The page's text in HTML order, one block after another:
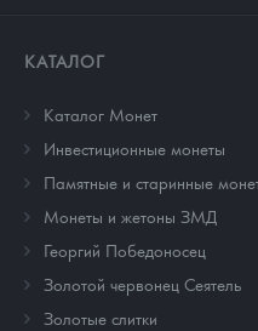
КАТАЛОГ
Каталог Монет
Инвестиционные монеты
Памятные и старинные
Монеты и жетоны ЗМД
Георгий Победоносец
Золотой червонец Сеятель
Золотые слитки